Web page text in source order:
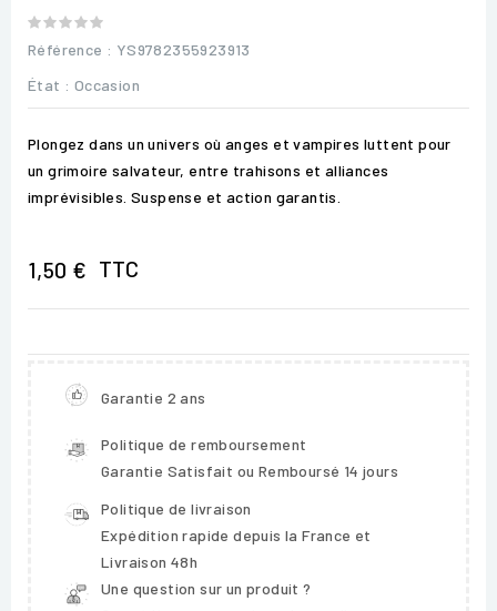
Référence : YS9782355923913
État : Occasion
Plongez dans un univers où anges et vampires luttent pour
un grimoire salvateur, entre trahisons et alliances
imprévisibles. Suspense et action garantis.
1,50 € TTC
Garantie 2 ans
Politique de remboursement
Garantie Satisfait ou Remboursé 14 jours
Politique de livraison
Expédition rapide depuis la France et
Livraison 48h
Une question sur un produit ?